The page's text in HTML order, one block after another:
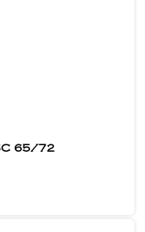
65/72